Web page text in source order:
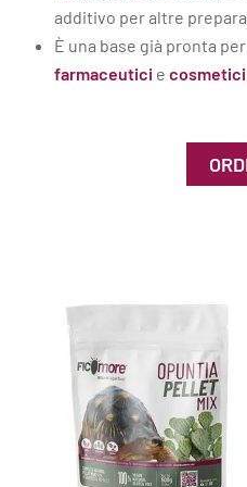
additivo per altre
È una base già pronta
farmaceutici e cosmetici